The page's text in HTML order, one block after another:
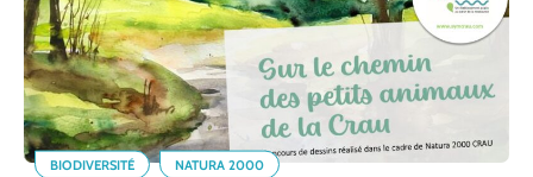
BIODIVERSITÉ NATURA 2000